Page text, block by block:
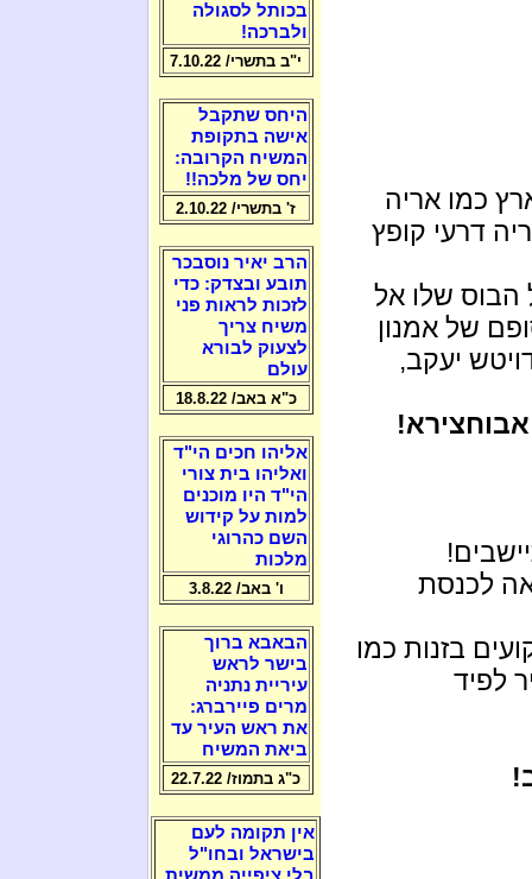
כמו אריה
דרעי קופץ
הבוס שלו אל
של אמנון
יעקב,
לכנסת
בזנות כמו
לפיד
בכותל לסגולה
ולברכה!
י"ב בתשרי/ 7.10.22
היחס שתקבל
אישה בתקופת
המשיח הקרובה:
יחס של מלכה!!
ז' בתשרי/ 2.10.22
הרב יאיר נוסבכר
תובע ובצדק: כדי
לזכות לראות פני
משיח צריך
לצעוק לבורא
עולם
כ"א באב/ 18.8.22
אליהו חכים הי"ד
ואליהו בית צורי
הי"ד היו מוכנים
למות על קידוש
השם כהרוגי
מלכות
ו' באב/ 3.8.22
הבאבא ברוך
בישר לראש
עיריית נתניה
מרים פיירברג:
את ראש העיר עד
ביאת המשיח
כ"ג בתמוז/ 22.7.22
אין תקומה לעם
בישראל ובחו"ל